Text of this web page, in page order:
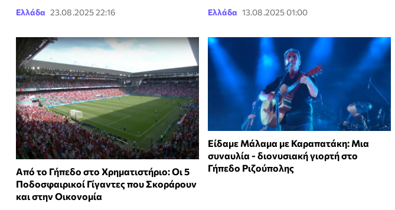
Ελλάδα 23.08.2025 22:16 Ελλάδα 13.08.2025 01:00
Από το Γήπεδο στο Χρηματιστήριο: Οι 5
Ποδοσφαιρικοί Γίγαντες που Σκοράρουν
και στην Οικονομία
Είδαμε Μάλαμα με Καραπατάκη: Μια
συναυλία - διονυσιακή γιορτή στο
Γήπεδο Ριζούπολης